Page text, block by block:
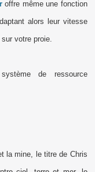
offre même une fonction
alors leur vitesse
votre proie.
de ressource
la mine, le titre de Chris